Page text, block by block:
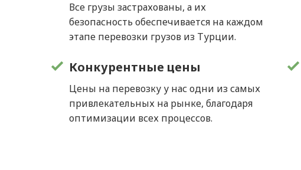
Все грузы застрахованы, а их
безопасность обеспечивается на каждом
этапе перевозки грузов из Турции.
Конкурентные цены
Цены на перевозку у нас одни из самых
привлекательных на рынке, благодаря
оптимизации всех процессов.